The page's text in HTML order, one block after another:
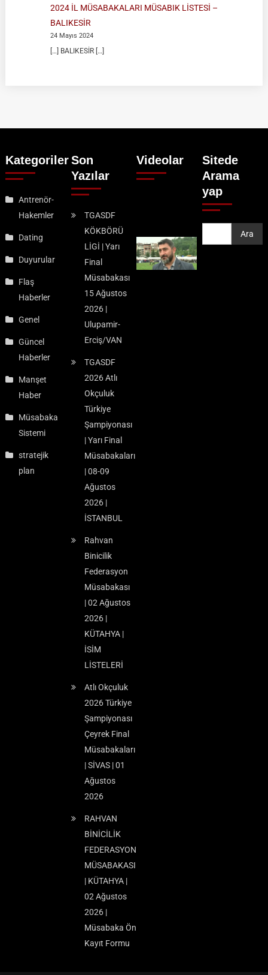
2024 İL MÜSABAKALARI MÜSABIK LİSTESİ –
BALIKESİR
24 Mayıs 2024
[…] BALIKESİR […]
Kategoriler
Antrenör-
Hakemler
Dating
Duyurular
Flaş
Haberler
Genel
Güncel
Haberler
Manşet
Haber
Müsabaka
Sistemi
stratejik
plan
Son
Yazılar
TGASDF
KÖKBÖRÜ
LİGİ | Yarı
Final
Müsabakası
15 Ağustos
2026 |
Ulupamir-
Erciş/VAN
TGASDF
2026 Atlı
Okçuluk
Türkiye
Şampiyonası
| Yarı Final
Müsabakaları
| 08-09
Ağustos
2026 |
İSTANBUL
Rahvan
Binicilik
Federasyon
Müsabakası
| 02 Ağustos
2026 |
KÜTAHYA |
İSİM
LİSTELERİ
Atlı Okçuluk
2026 Türkiye
Şampiyonası
Çeyrek Final
Müsabakaları
| SİVAS | 01
Ağustos
2026
RAHVAN
BİNİCİLİK
FEDERASYON
MÜSABAKASI
| KÜTAHYA |
02 Ağustos
2026 |
Müsabaka Ön
Kayıt Formu
Videolar
Sitede
Arama
yap
Ara